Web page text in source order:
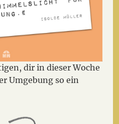
dir in dieser Woche
Umgebung so ein